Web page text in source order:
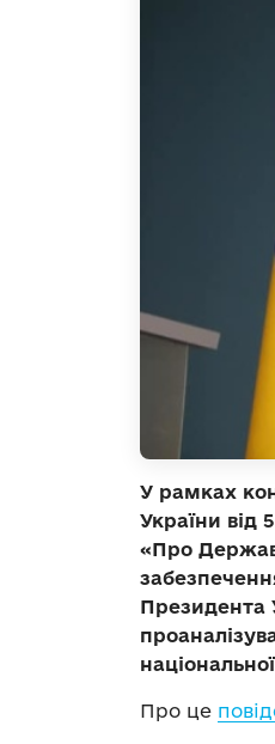
У рамках
України від
«Про
Президента
Про це